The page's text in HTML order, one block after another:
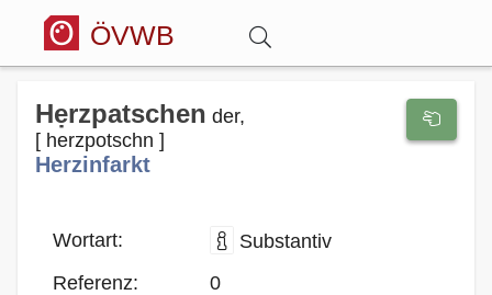
ÖVWB
Anmelden
Wörterbuch
Hitparade
Hẹrzpatschen der,
[ herzpotschn ]
Herzinfarkt
Wortart:
Substantiv
Referenz:
0